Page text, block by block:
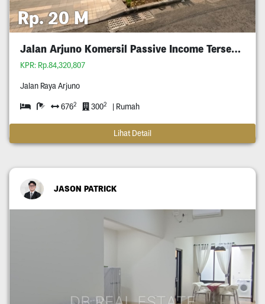
Rp. 20 M
Jalan Arjuno Komersil Passive Income Tersewa
KPR: Rp.84,320,807
Jalan Raya Arjuno
6762 3002 | Rumah
Lihat Detail
JASON PATRICK